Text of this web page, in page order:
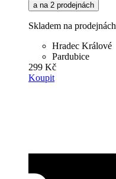
a na 2 prodejnách
Skladem na prodejnách
Hradec Králové
Pardubice
299 Kč
Koupit